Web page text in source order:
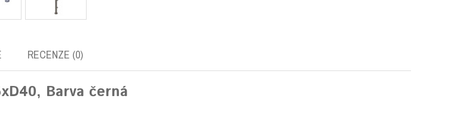
RECENZE (0)
Barva černá